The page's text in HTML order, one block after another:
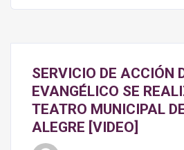
SERVICIO DE ACCIÓN
EVANGÉLICO SE
TEATRO MUNICIPAL
ALEGRE [VIDEO]